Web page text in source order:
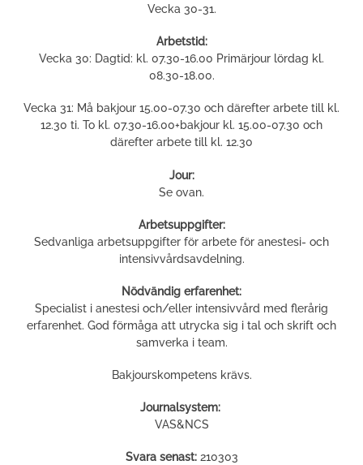
Vecka 30-31.
Arbetstid:
Vecka 30: Dagtid: kl. 07.30-16.00 Primärjour lördag kl.
08.30-18.00.
Vecka 31: Må bakjour 15.00-07.30 och därefter arbete till kl.
12.30 ti. To kl. 07.30-16.00+bakjour kl. 15.00-07.30 och
därefter arbete till kl. 12.30
Jour:
Se ovan.
Arbetsuppgifter:
Sedvanliga arbetsuppgifter för arbete för anestesi- och
intensivvårdsavdelning.
Nödvändig erfarenhet:
Specialist i anestesi och/eller intensivvård med flerårig
erfarenhet. God förmåga att utrycka sig i tal och skrift och
samverka i team.
Bakjourskompetens krävs.
Journalsystem:
VAS&NCS
Svara senast:210303